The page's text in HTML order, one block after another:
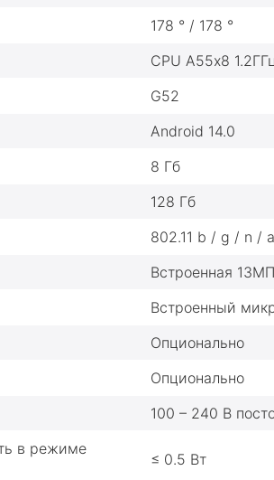
178 ° / 178 °
CPU A55х8
G52
Android 14.0
8 Гб
128 Гб
802.11 b / g / n /
Встроенная 13МП
Встроенный
Опционально
Опционально
100 – 240 В
в режиме
≤ 0.5 Вт